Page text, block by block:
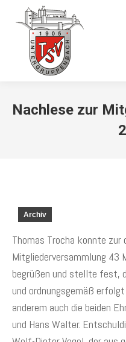
Nachlese zur
Archiv
Thomas Trocha konnte zur
Mitgliederversammlung 43
begrüßen und stellte fest,
und ordnungsgemäß
anderem auch die beiden
und Hans Walter.